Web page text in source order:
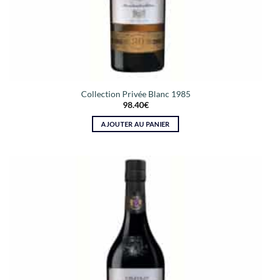
Collection Privée Blanc 1985
98.40€
AJOUTER AU PANIER